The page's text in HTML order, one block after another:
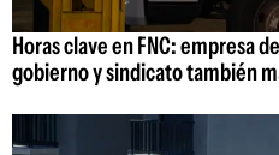
Horas clave en FNC: empresa
gobierno y sindicato también